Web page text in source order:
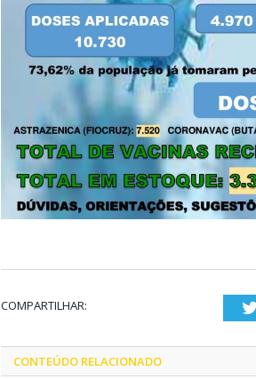
COMPARTILHAR:
CONTEÚDO RELACIONADO